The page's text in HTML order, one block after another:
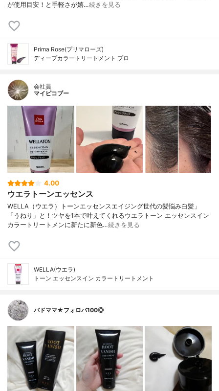
が使用目安！と手軽さが嬉…続きを見る
Prima Rose(プリマローズ)
ディープカラートリートメント プロ
会社員
マイピコブー
4.00
ウエラトーンエッセンス
WELLA（ウエラ）トーンエッセンスエイジング世代の髪悩み白髪」
「うねり」と！ツヤを1本で叶えてくれるウエラトーン エッセンスイン
カラートリートメンに新たに新色…続きを見る
WELLA(ウエラ)
トーン エッセンスイン カラートリートメント
バドママ★フォロバ100◎